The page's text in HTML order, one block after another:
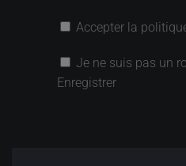
Accepter la
Je ne suis pas un
Enregistrer